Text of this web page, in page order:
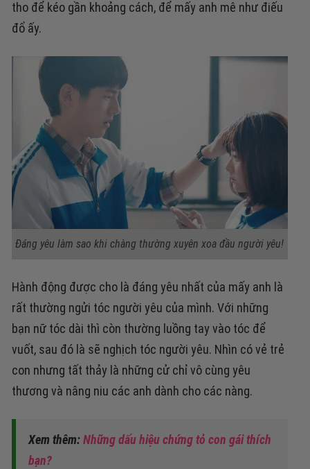
tho để kéo gần khoảng cách, để mấy anh mê như điếu
đổ ấy.
Đáng yêu làm sao khi chàng thường xuyên xoa đầu người yêu!
Hành động được cho là đáng yêu nhất của mấy anh là
rất thường ngửi tóc người yêu của mình. Với những
bạn nữ tóc dài thì còn thường luồng tay vào tóc để
vuốt, sau đó là sẽ nghịch tóc người yêu. Nhìn có vẻ trẻ
con nhưng tất thảy là những cử chỉ vô cùng yêu
thương và nâng niu các anh dành cho các nàng.
Xem thêm:Những dấu hiệu chứng tỏ con gái thích
bạn?